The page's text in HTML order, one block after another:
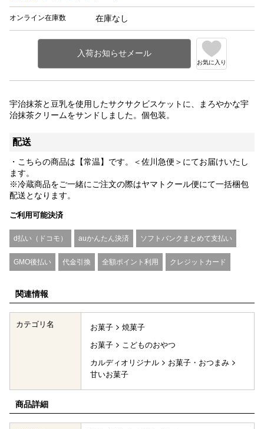
オンライン在庫数 在庫なし
お気に入り
宇治抹茶と豆乳を使用したサクサクビスケットに、まろやかな宇
治抹茶クリームをサンドしました。個包装。
配送
・こちらの商品は【常温】です。＜佐川急便＞にてお届けいたし
ます。
※冷蔵商品をご一緒にご注文の際はヤマトクール便にて一括梱包
配送となります。
ご利用可能決済
d払い（ドコモ） auかんたん決済 ソフトバンクまとめて支払い
GMO後払い 代金引換 全額ポイント利用 クレジットカード
関連情報
カテゴリ名 お菓子
焼菓子
お菓子
こどものおやつ
カルディオリジナル
お菓子・おつまみ
甘いお菓子
商品詳細